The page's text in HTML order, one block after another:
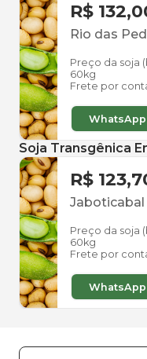
R$
Rio das
Preço da soja
60kg
Frete por
WhatsApp
Soja Transgênica
R$
Jaboticabal
Preço da soja
60kg
Frete por
WhatsApp